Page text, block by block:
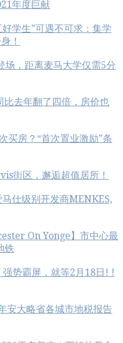
年度巨献
学生”可遇不可求：集学
！
场，距离麦马大学仅需5分
比去年翻了四倍，房价也
买房？“首次置业激励”条
街区，邂逅超值居所！
仕级别开发商MENKES,
On Yonge】市中心最
铁
强势霸屏，就等2月18日! !
安大略省各城市地税报告